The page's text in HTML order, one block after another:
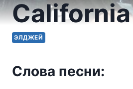
California
ЭЛДЖЕЙ
Слова песни: